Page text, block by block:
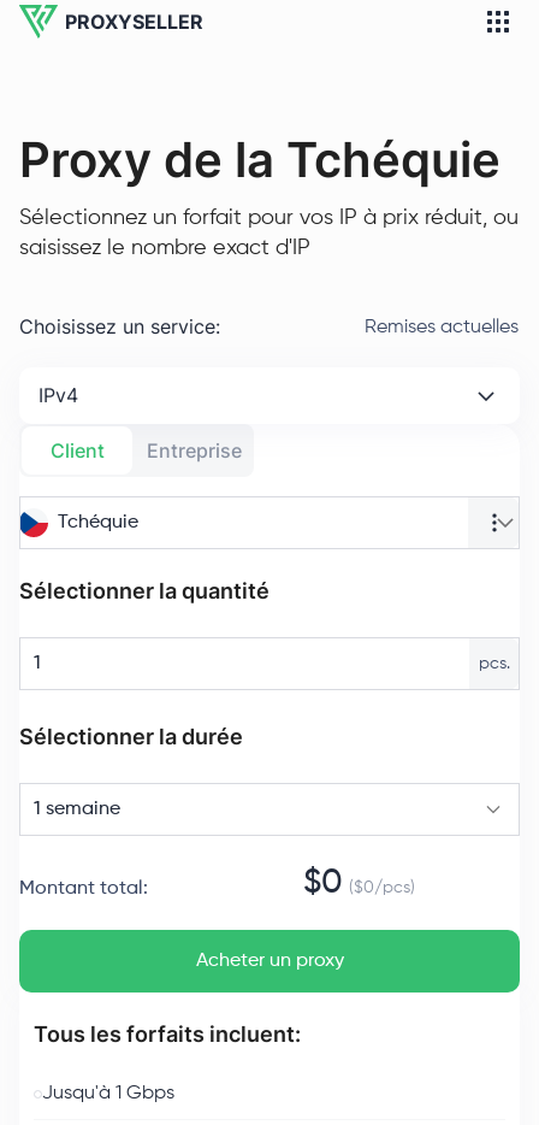
PROXYSELLER
Proxy de la Tchéquie
Sélectionnez un forfait pour vos IP à prix réduit, ou
saisissez le nombre exact d'IP
Choisissez un service: Remises actuelles
IPv4
Client Entreprise
Tchéquie
Sélectionner la quantité
pcs.
Sélectionner la durée
1 semaine
Montant total : $0 ($0/pcs)
Acheter un proxy
Tous les forfaits incluent:
Jusqu'à 1 Gbps